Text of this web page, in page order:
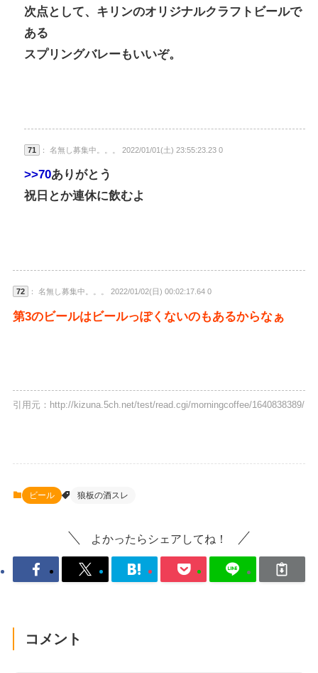
次点として、キリンのオリジナルクラフトビールで
ある
スプリングバレーもいいぞ。
71 ： 名無し募集中。。。 2022/01/01(土) 23:55:23.23 0
>>70ありがとう
祝日とか連休に飲むよ
72 ： 名無し募集中。。。 2022/01/02(日) 00:02:17.64 0
第3のビールはビールっぽくないのもあるからなぁ
引用元：http://kizuna.5ch.net/test/read.cgi/morningcoffee/1640838389/
ビール 狼板の酒スレ
よかったらシェアしてね！
コメント